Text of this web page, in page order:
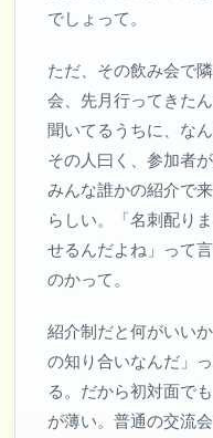
でしょって。
ただ、その飲み会で
会、先月行ってきた
聞いてるうちに、な
その人曰く、参加者
みんな誰かの紹介で
らしい。「名刺配り
せるんだよね」って
のかって。
紹介制だと何がいい
の知り合いなんだ」
る。だから初対面で
が薄い。普通の交流